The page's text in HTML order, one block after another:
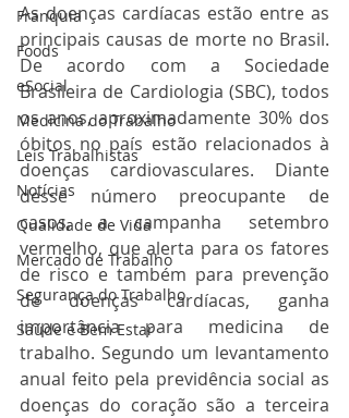
Franquia
Foods
eSocial
Medicina do Trabalho
Leis Trabalhistas
Notícias
Qualidade de Vida
Mercado de Trabalho
Segurança do Trabalho
Saúde e Bem Estar
As doenças cardíacas estão entre as
principais causas de morte no Brasil.
De acordo com a Sociedade
Brasileira de Cardiologia (SBC), todos
os anos, aproximadamente 30% dos
óbitos no país estão relacionados à
doenças cardiovasculares. Diante
desse número preocupante de
casos, a campanha setembro
vermelho, que alerta para os fatores
de risco e também para prevenção
de doenças cardíacas, ganha
importância para medicina de
trabalho. Segundo um levantamento
anual feito pela previdência social as
doenças do coração são a terceira